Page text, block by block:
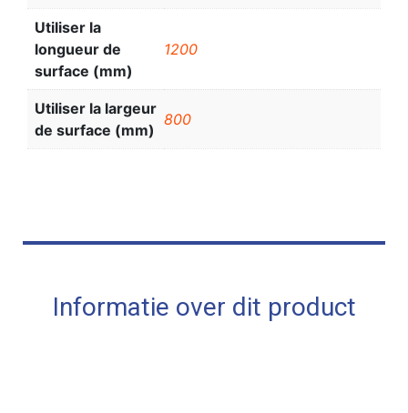
Utiliser la
longueur de
surface (mm)
1200
Utiliser la largeur
de surface (mm)
800
Informatie over dit product